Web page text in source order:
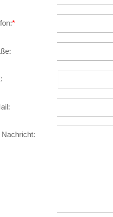
*
Nachricht: